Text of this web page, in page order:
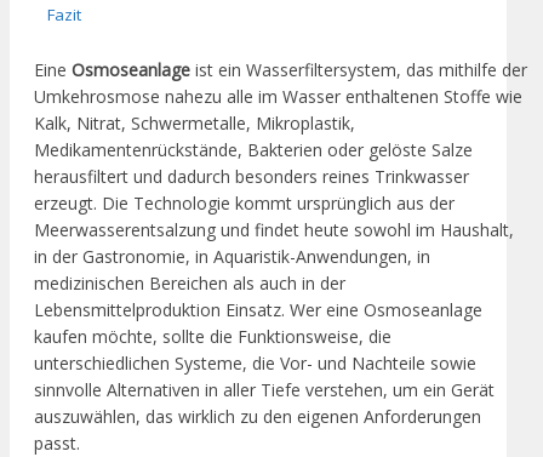
Fazit
Eine Osmoseanlage ist ein Wasserfiltersystem, das mithilfe der
Umkehrosmose nahezu alle im Wasser enthaltenen Stoffe wie
Kalk, Nitrat, Schwermetalle, Mikroplastik,
Medikamentenrückstände, Bakterien oder gelöste Salze
herausfiltert und dadurch besonders reines Trinkwasser
erzeugt. Die Technologie kommt ursprünglich aus der
Meerwasserentsalzung und findet heute sowohl im Haushalt,
in der Gastronomie, in Aquaristik-Anwendungen, in
medizinischen Bereichen als auch in der
Lebensmittelproduktion Einsatz. Wer eine Osmoseanlage
kaufen möchte, sollte die Funktionsweise, die
unterschiedlichen Systeme, die Vor- und Nachteile sowie
sinnvolle Alternativen in aller Tiefe verstehen, um ein Gerät
auszuwählen, das wirklich zu den eigenen Anforderungen
passt.